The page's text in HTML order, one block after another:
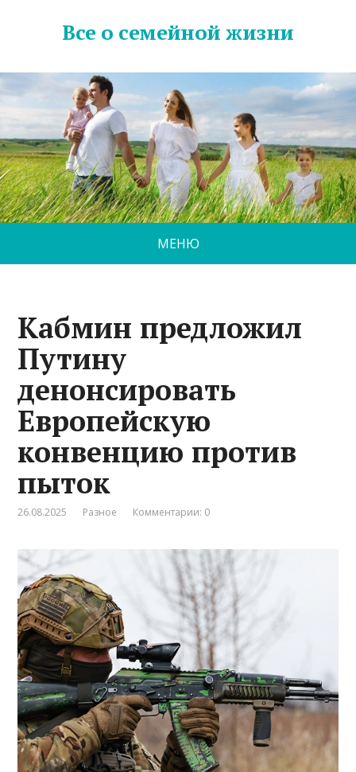
Все о семейной жизни
МЕНЮ
Кабмин предложил
Путину
денонсировать
Европейскую
конвенцию против
пыток
26.08.2025 Разное Комментарии: 0